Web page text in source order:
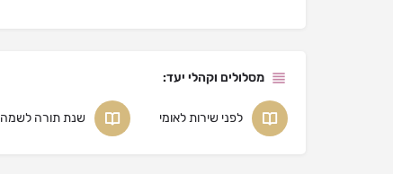
מסלולים וקהלי יעד:
לפני שירות לאומי שנת תורה לשמה